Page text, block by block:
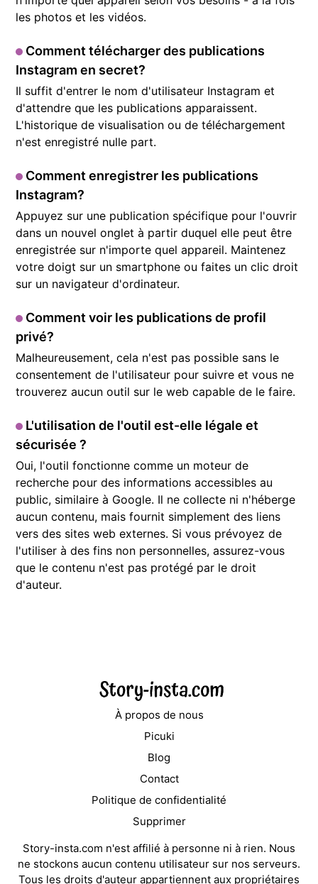
les photos et les vidéos.
Comment télécharger des publications
Instagram en secret?
Il suffit d'entrer le nom d'utilisateur Instagram et
d'attendre que les publications apparaissent.
L'historique de visualisation ou de téléchargement
n'est enregistré nulle part.
Comment enregistrer les publications
Instagram?
Appuyez sur une publication spécifique pour l'ouvrir
dans un nouvel onglet à partir duquel elle peut être
enregistrée sur n'importe quel appareil. Maintenez
votre doigt sur un smartphone ou faites un clic droit
sur un navigateur d'ordinateur.
Comment voir les publications de profil
privé?
Malheureusement, cela n'est pas possible sans le
consentement de l'utilisateur pour suivre et vous ne
trouverez aucun outil sur le web capable de le faire.
L'utilisation de l'outil est-elle légale et
sécurisée ?
Oui, l'outil fonctionne comme un moteur de
recherche pour des informations accessibles au
public, similaire à Google. Il ne collecte ni n'héberge
aucun contenu, mais fournit simplement des liens
vers des sites web externes. Si vous prévoyez de
l'utiliser à des fins non personnelles, assurez-vous
que le contenu n'est pas protégé par le droit
d'auteur.
À propos de nous
Picuki
Blog
Contact
Politique de confidentialité
Supprimer
Story-insta.com n'est affilié à personne ni à rien. Nous
ne stockons aucun contenu utilisateur sur nos serveurs.
Tous les droits d'auteur appartiennent aux propriétaires